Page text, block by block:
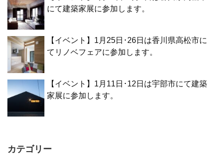
にて建築家展に参加します。
【イベント】1月25日･26日は香川県高松市に
てリノベフェアに参加します。
【イベント】1月11日･12日は宇部市にて建築
家展に参加します。
カテゴリー